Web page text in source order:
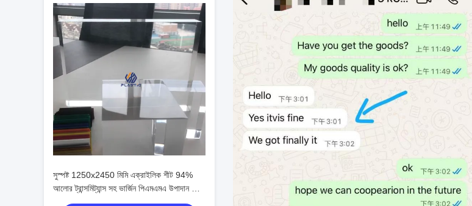
সুস্পষ্ট 1250x2450 মিমি এক্রাইলিক শীট 94%
আলোর ট্রান্সমিট্যান্স সহ ভার্জিন পিএমএমএ উপাদান থেকে